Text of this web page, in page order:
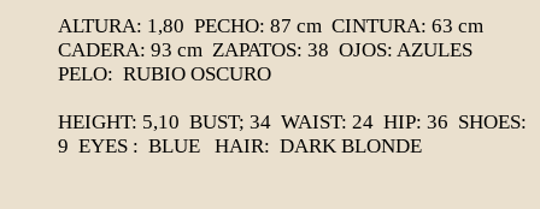
ALTURA: 1,80 PECHO: 87 cm CINTURA: 63 cm
CADERA: 93 cm ZAPATOS: 38 OJOS: AZULES
PELO: RUBIO OSCURO
HEIGHT: 5,10 BUST; 34 WAIST: 24 HIP: 36 SHOES:
9 EYES : BLUE HAIR: DARK BLONDE